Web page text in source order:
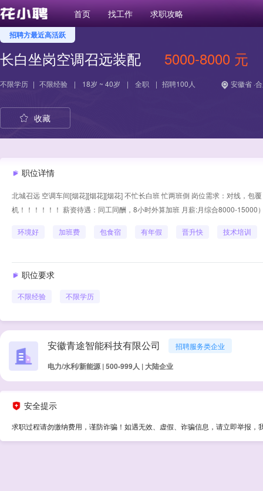
首页 找工作 求职攻略
招聘方最近高活跃
长白坐岗空调召远装配 5000-8000 元
不限学历 | 不限经验 | 18岁 ~ 40岁 | 全职 | 招聘100人 安徽省 ·
收藏
职位详情
北城召远 空调车间[烟花][烟花][烟花] 不忙长白班 忙两班倒 岗位需求：对线，包
机！！！！！！ 薪资待遇：同工同酬，8小时外算加班 月薪:月综合8000-15000
环境好 加班费 包食宿 有年假 晋升快 技术培训
职位要求
不限经验 不限学历
安徽青途智能科技有限公司 招聘服务类企业
电力/水利/新能源 | 500-999人 | 大陆企业
安全提示
求职过程请勿缴纳费用，谨防诈骗！如遇无效、虚假、诈骗信息，请立即举报，